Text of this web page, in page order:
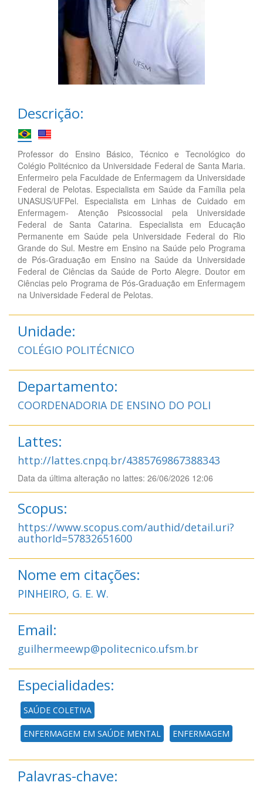
Descrição:
Professor do Ensino Básico, Técnico e Tecnológico do
Colégio Politécnico da Universidade Federal de Santa Maria.
Enfermeiro pela Faculdade de Enfermagem da Universidade
Federal de Pelotas. Especialista em Saúde da Família pela
UNASUS/UFPel. Especialista em Linhas de Cuidado em
Enfermagem- Atenção Psicossocial pela Universidade
Federal de Santa Catarina. Especialista em Educação
Permanente em Saúde pela Universidade Federal do Rio
Grande do Sul. Mestre em Ensino na Saúde pelo Programa
de Pós-Graduação em Ensino na Saúde da Universidade
Federal de Ciências da Saúde de Porto Alegre. Doutor em
Ciências pelo Programa de Pós-Graduação em Enfermagem
na Universidade Federal de Pelotas.
Unidade:
COLÉGIO POLITÉCNICO
Departamento:
COORDENADORIA DE ENSINO DO POLI
Lattes:
http://lattes.cnpq.br/4385769867388343
Data da última alteração no lattes: 26/06/2026 12:06
Scopus:
https://www.scopus.com/authid/detail.uri?
authorId=57832651600
Nome em citações:
PINHEIRO, G. E. W.
Email:
guilhermeewp@politecnico.ufsm.br
Especialidades:
SAÚDE COLETIVA
ENFERMAGEM EM SAÚDE MENTAL ENFERMAGEM
Palavras-chave: